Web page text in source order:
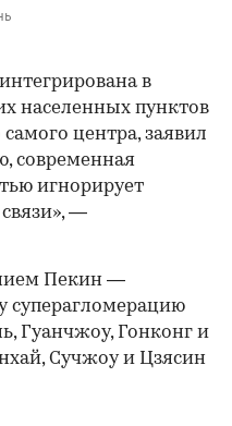
в
населенных пунктов
центра, заявил
современная
игнорирует
—
Пекин —
суперагломерацию
Гуанчжоу, Гонконг и
Сучжоу и Цзясин